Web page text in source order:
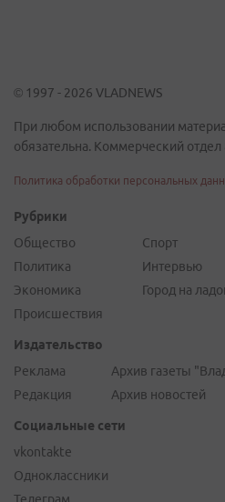
© 1997 - 2026 VLADNEWS
При любом использовании
обязательна. Коммерческий
Политика обработки персональных
Рубрики
Общество
Политика
Экономика
Происшествия
Спорт
Интервью
Город на
Издательство
Реклама
Редакция
Архив газеты
Архив новостей
Социальные сети
vkontakte
Одноклассники